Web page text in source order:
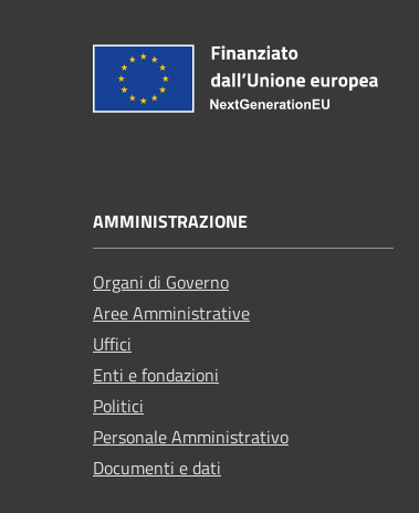
AMMINISTRAZIONE
Organi di Governo
Aree Amministrative
Uffici
Enti e fondazioni
Politici
Personale Amministrativo
Documenti e dati